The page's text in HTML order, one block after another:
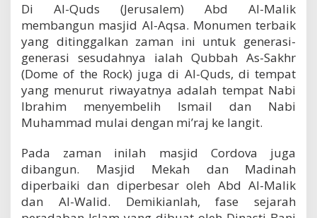
Di Al-Quds (Jerusalem) Abd Al-Malik
membangun masjid Al-Aqsa. Monumen terbaik
yang ditinggalkan zaman ini untuk generasi-
generasi sesudahnya ialah Qubbah As-Sakhr
(Dome of the Rock) juga di Al-Quds, di tempat
yang menurut riwayatnya adalah tempat Nabi
Ibrahim menyembelih Ismail dan Nabi
Muhammad mulai dengan mi’raj ke langit.
Pada zaman inilah masjid Cordova juga
dibangun. Masjid Mekah dan Madinah
diperbaiki dan diperbesar oleh Abd Al-Malik
dan Al-Walid. Demikianlah, fase sejarah